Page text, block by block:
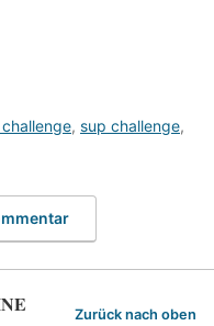
, sup challenge,
Zurück nach oben